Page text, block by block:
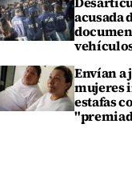
acusada
Envían a
mujeres
estafas